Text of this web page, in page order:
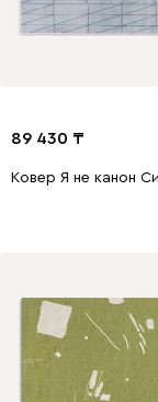
89 430
Ковер Я не канон